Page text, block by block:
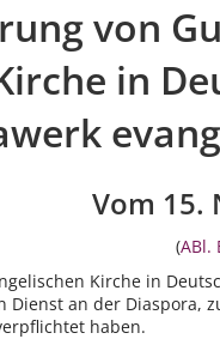
von
in
Vom 15.
(ABl.
Kirche in
an der Diaspora,
haben.